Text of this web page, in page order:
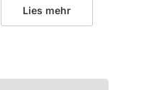
Lies mehr